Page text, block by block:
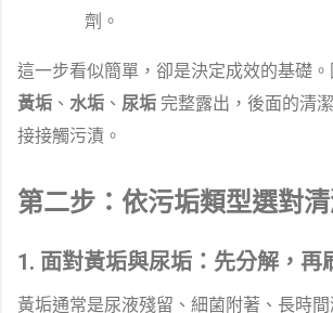
劑。
這一步看似簡單，卻是決定成效的基礎
黃垢 、 水垢 、 尿垢 完整露出，後面的清
接接觸污漬。
第二步：依污垢類型選對
1. 面對黃垢與尿垢：先分解，再
黃垢通常是尿液殘留、細菌附著、長時